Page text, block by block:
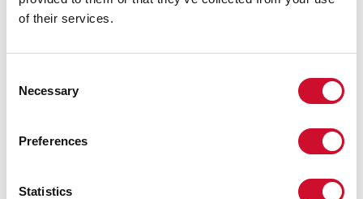
of their services.
Selection
Necessary
Preferences
Statistics
Télécharger
section download de la famille des